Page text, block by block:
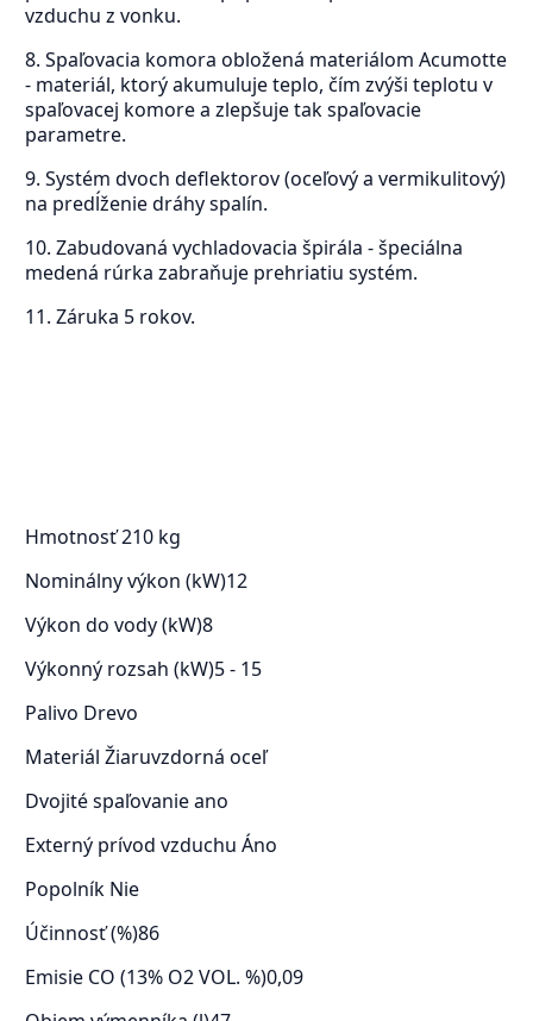
vzduchu z vonku.
8. Spaľovacia komora obložená materiálom Acumotte
- materiál, ktorý akumuluje teplo, čím zvýši teplotu v
spaľovacej komore a zlepšuje tak spaľovacie
parametre.
9. Systém dvoch deflektorov (oceľový a vermikulitový)
na predĺženie dráhy spalín.
10. Zabudovaná vychladovacia špirála - špeciálna
medená rúrka zabraňuje prehriatiu systém.
11. Záruka 5 rokov.
Hmotnosť210 kg
Nominálny výkon (kW)12
Výkon do vody (kW)8
Výkonný rozsah (kW)5 - 15
Palivo Drevo
Materiál Žiaruvzdorná oceľ
Dvojité spaľovanie ano
Externý prívod vzduchu Áno
Popolník Nie
Účinnosť (%)86
Emisie CO (13% O2 VOL. %)0,09